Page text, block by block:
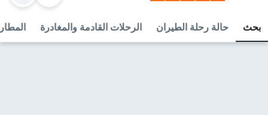
بحث حالة رحلة الطيران الرحلات القادمة والمغادرة